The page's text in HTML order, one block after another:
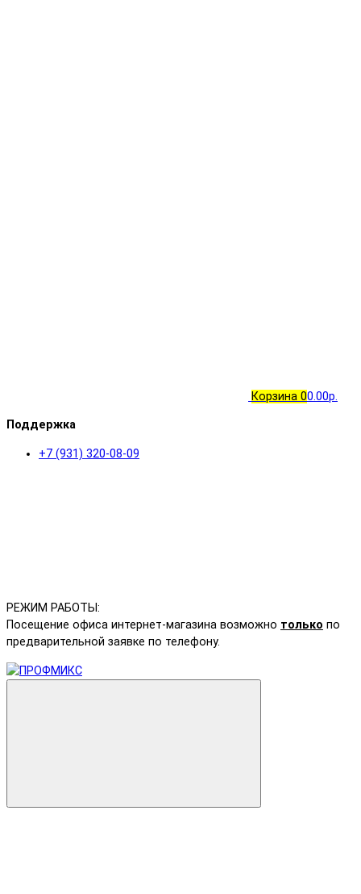
Корзина 00.00р.
Поддержка
+7 (931) 320-08-09
РЕЖИМ РАБОТЫ:
Посещение офиса интернет-магазина возможно только по
предварительной заявке по телефону.